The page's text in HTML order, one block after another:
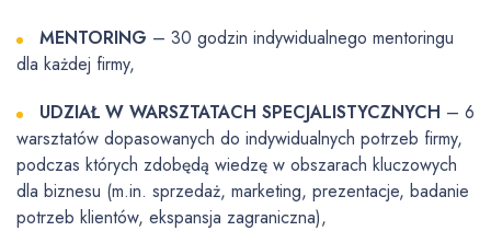
MENTORING – 30 godzin indywidualnego mentoringu
dla każdej firmy,
UDZIAŁ W WARSZTATACH SPECJALISTYCZNYCH – 6
warsztatów dopasowanych do indywidualnych potrzeb firmy,
podczas których zdobędą wiedzę w obszarach kluczowych
dla biznesu (m.in. sprzedaż, marketing, prezentacje, badanie
potrzeb klientów, ekspansja zagraniczna),